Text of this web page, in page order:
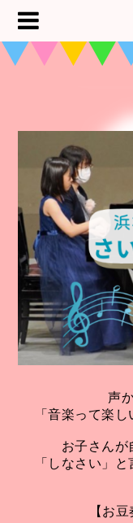
声
「音楽って楽
お子さんが
「しなさい」
【お